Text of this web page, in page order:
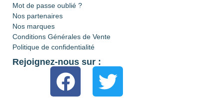
Mot de passe oublié ?
Nos partenaires
Nos marques
Conditions Générales de Vente
Politique de confidentialité
Rejoignez-nous sur :